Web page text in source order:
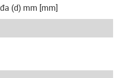
(d) mm [mm]